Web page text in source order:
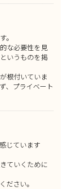
。
な必要性を見
いうものを掲
根付いていま
、プライベート
じています
ていくために
ださい。